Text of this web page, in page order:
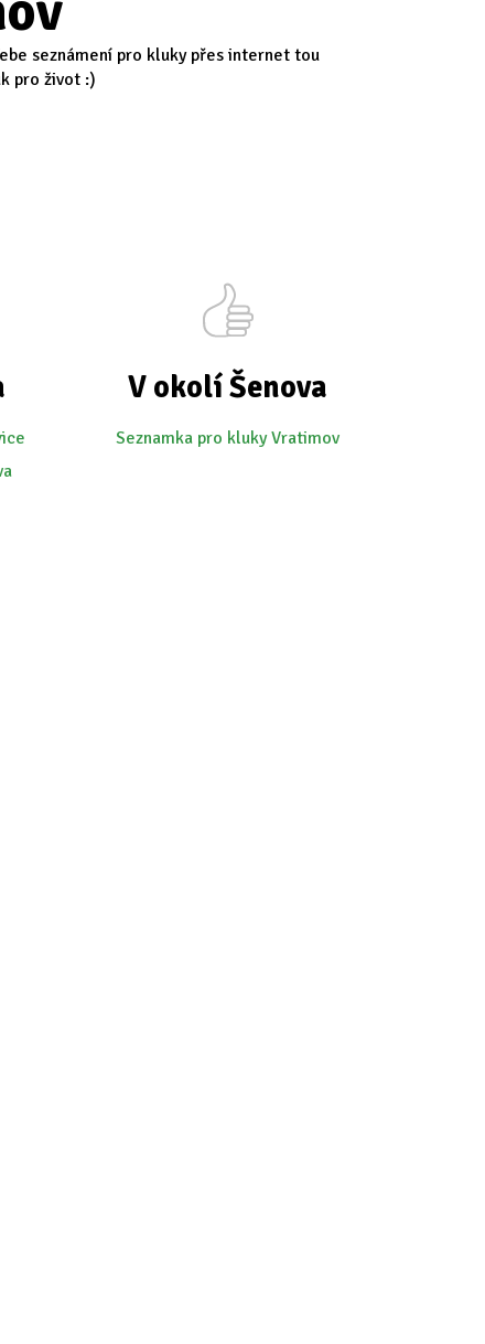
seznámení pro kluky přes internet tou
pro život :)
V okolí Šenova
Seznamka pro kluky Vratimov